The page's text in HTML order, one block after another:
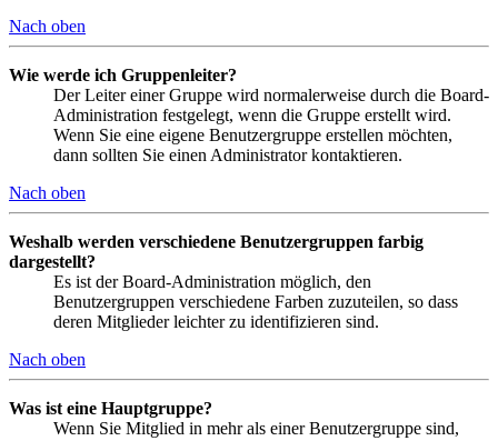
Nach oben
Wie werde ich Gruppenleiter?
Der Leiter einer Gruppe wird normalerweise durch die Board-
Administration festgelegt, wenn die Gruppe erstellt wird.
Wenn Sie eine eigene Benutzergruppe erstellen möchten,
dann sollten Sie einen Administrator kontaktieren.
Nach oben
Weshalb werden verschiedene Benutzergruppen farbig
dargestellt?
Es ist der Board-Administration möglich, den
Benutzergruppen verschiedene Farben zuzuteilen, so dass
deren Mitglieder leichter zu identifizieren sind.
Nach oben
Was ist eine Hauptgruppe?
Wenn Sie Mitglied in mehr als einer Benutzergruppe sind,